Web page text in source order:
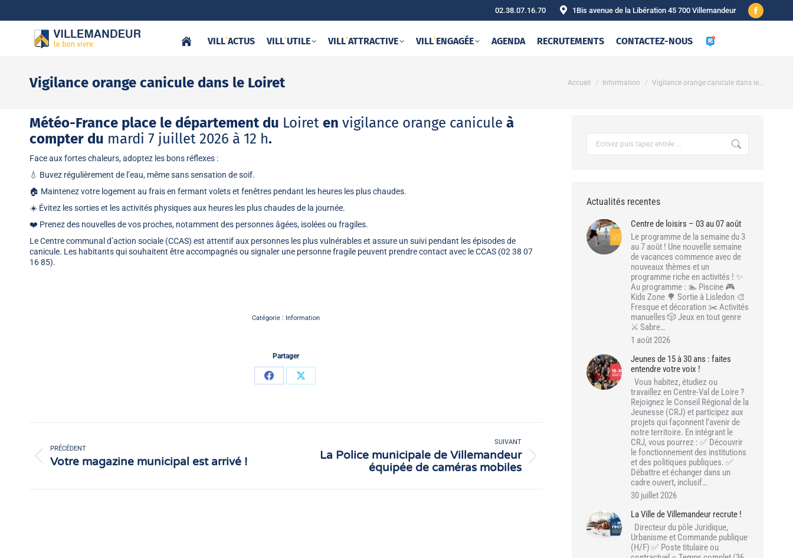
02.38.07.16.70 1Bis avenue de la Libération 45 700 Villemandeur
Facebook
new
VILL‘ACTUS VILL‘UTILE VILL‘ATTRACTIVE VILL‘ENGAGÉE AGENDA RECRUTEMENTS CONTACTEZ-NOUS
Vigilance orange canicule dans le Loiret Vous êtes ici :
Accueil Information Vigilance orange canicule dans le…
Météo-France place le département du Loiret en vigilance orange canicule à
compter du mardi 7 juillet 2026 à 12 h.
Face aux fortes chaleurs, adoptez les bons réflexes :
💧 Buvez régulièrement de l’eau, même sans sensation de soif.
🏠 Maintenez votre logement au frais en fermant volets et fenêtres pendant les heures les plus chaudes.
☀️ Évitez les sorties et les activités physiques aux heures les plus chaudes de la journée.
❤️ Prenez des nouvelles de vos proches, notamment des personnes âgées, isolées ou fragiles.
Le Centre communal d’action sociale (CCAS) est attentif aux personnes les plus vulnérables et assure un suivi pendant les épisodes de
canicule. Les habitants qui souhaitent être accompagnés ou signaler une personne fragile peuvent prendre contact avec le CCAS (02 38 07
16 85).
Catégorie : Information
Partager
PartagerPartager
article
PRÉCÉDENT
Article
Votre magazine municipal est arrivé !
SUIVANT
ArticleLa Police municipale de Villemandeur
équipée de caméras mobiles
Actualités recentes
Centre de loisirs – 03 au 07 août
Le programme de la semaine du 3
au 7 août ! Une nouvelle semaine
de vacances commence avec de
nouveaux thèmes et un
programme riche en activités ! ✨
Au programme : 🏊 Piscine 🎮
Kids Zone 🌳 Sortie à Lisledon 🎨
Fresque et décoration ✂️ Activités
manuelles 🎲 Jeux en tout genre
⚔️ Sabre…
1 août 2026
Jeunes de 15 à 30 ans : faites
entendre votre voix !
Vous habitez, étudiez ou
travaillez en Centre-Val de Loire ?
Rejoignez le Conseil Régional de la
Jeunesse (CRJ) et participez aux
projets qui façonnent l’avenir de
notre territoire. En intégrant le
CRJ, vous pourrez : ✅ Découvrir
le fonctionnement des institutions
et des politiques publiques. ✅
Débattre et échanger dans un
cadre ouvert, inclusif…
30 juillet 2026
La Ville de Villemandeur recrute !
Directeur du pôle Juridique,
Urbanisme et Commande publique
(H/F) ✅ Poste titulaire ou